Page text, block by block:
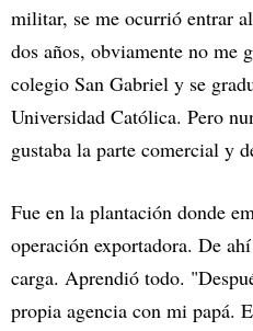
militar, se me ocurrió entrar
dos años, obviamente no me
colegio San Gabriel y se
Universidad Católica. Pero
gustaba la parte comercial y
Fue en la plantación donde
operación exportadora. De
carga. Aprendió todo.
propia agencia con mi papá.